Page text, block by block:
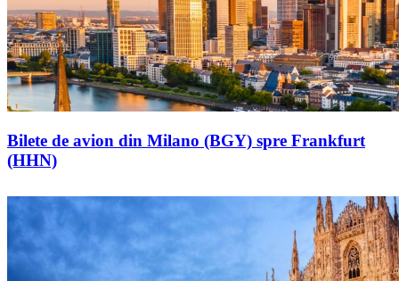
Bilete de avion din Milano (BGY) spre Frankfurt
(HHN)